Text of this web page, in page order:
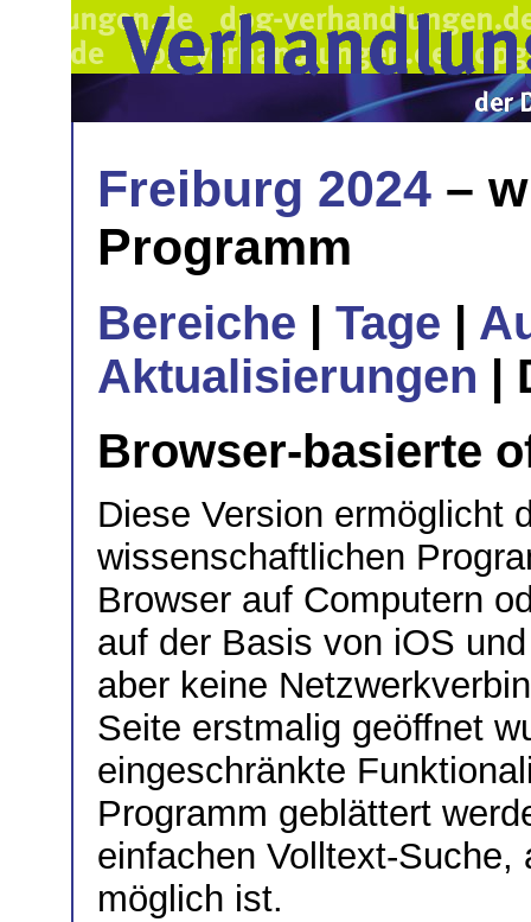
Freiburg 2024 –
Programm
Bereiche Tage
Aktualisierungen |
Browser-basierte
Diese Version ermöglicht
wissenschaftlichen
Browser auf Computern
auf der Basis von iOS
aber keine
Seite erstmalig geöffnet
eingeschränkte
Programm geblättert
einfachen Volltext-Suche,
möglich ist.